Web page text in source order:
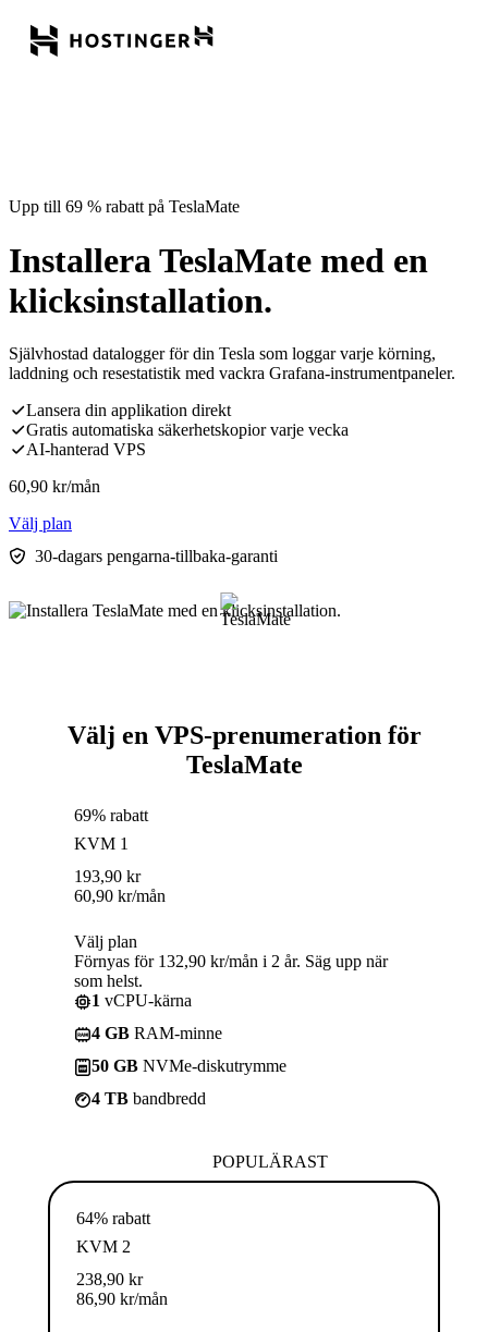
Upp till 69 % rabatt på TeslaMate
Installera TeslaMate med en
klicksinstallation.
Självhostad datalogger för din Tesla som loggar varje körning,
laddning och resestatistik med vackra Grafana-instrumentpaneler.
Lansera din applikation direkt
Gratis automatiska säkerhetskopior varje vecka
AI-hanterad VPS
60,90 kr/mån
Välj plan
30-dagars pengarna-tillbaka-garanti
Välj en VPS-prenumeration för
TeslaMate
69% rabatt
KVM 1
193,90 kr
60,90 kr/mån
Välj plan
Förnyas för 132,90 kr/mån i 2 år. Säg upp när
som helst.
1 vCPU-kärna
4 GB RAM-minne
50 GB NVMe-diskutrymme
4 TB bandbredd
POPULÄRAST
64% rabatt
KVM 2
238,90 kr
86,90 kr/mån